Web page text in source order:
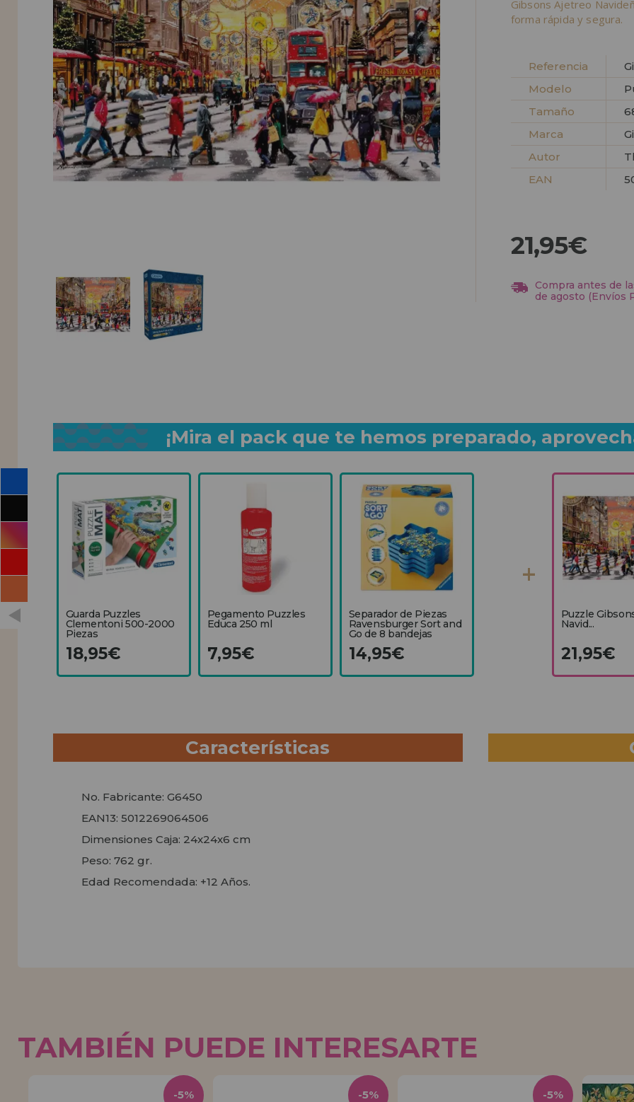
INFORMACIÓN
955 333 133
info@casadelpuzzle.com
Gibsons Ajetreo
forma rápida y segura.
Referencia
Modelo
Tamaño
Marca
Autor
EAN
21,95€
Compra antes de
de agosto (Envíos
¡Mira el pack que te hemos preparado,
Guarda Puzzles
Clementoni 500-2000
Piezas
18,95€
Pegamento Puzzles
Educa 250 ml
7,95€
Separador de Piezas
Ravensburger Sort and
Go de 8 bandejas
14,95€
Puzzle
Navid...
21,95€
Características
No. Fabricante: G6450
EAN13: 5012269064506
Dimensiones Caja: 24x24x6 cm
Peso: 762 gr.
Edad Recomendada: +12 Años.
TAMBIÉN PUEDE INTERESARTE
-5% -5% -5%